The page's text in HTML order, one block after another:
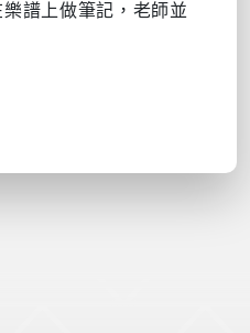
譜上做筆記，老師並